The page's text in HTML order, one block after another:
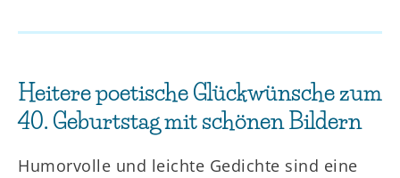
Heitere poetische Glückwünsche zum
40. Geburtstag mit schönen Bildern
Humorvolle und leichte Gedichte sind eine